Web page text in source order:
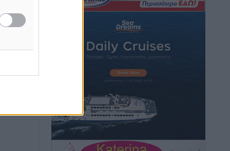
Αναποδογύρισε όχημα με μητέρα και
πριν 11 ώρες
“Η Ευρώπη αντιμετώπιζε το
προσφυγικό σαν ταινία τρόμου” – Η
συγκλονιστική μαρτυρία της Χαρούλας
Γιασιράνη στον RV για τα γεγονότα που
οδήγησαν στο Σύμφωνο της Λέρου
Τοπικές Ειδήσεις• πριν 11 ώρες
Συναυλία με τον Γιάννη Κότσιρα στις